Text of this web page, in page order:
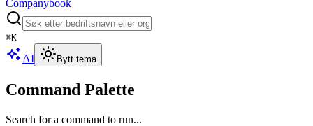
Companybook
⌘K
AI Bytt tema
Command Palette
Search for a command to run...